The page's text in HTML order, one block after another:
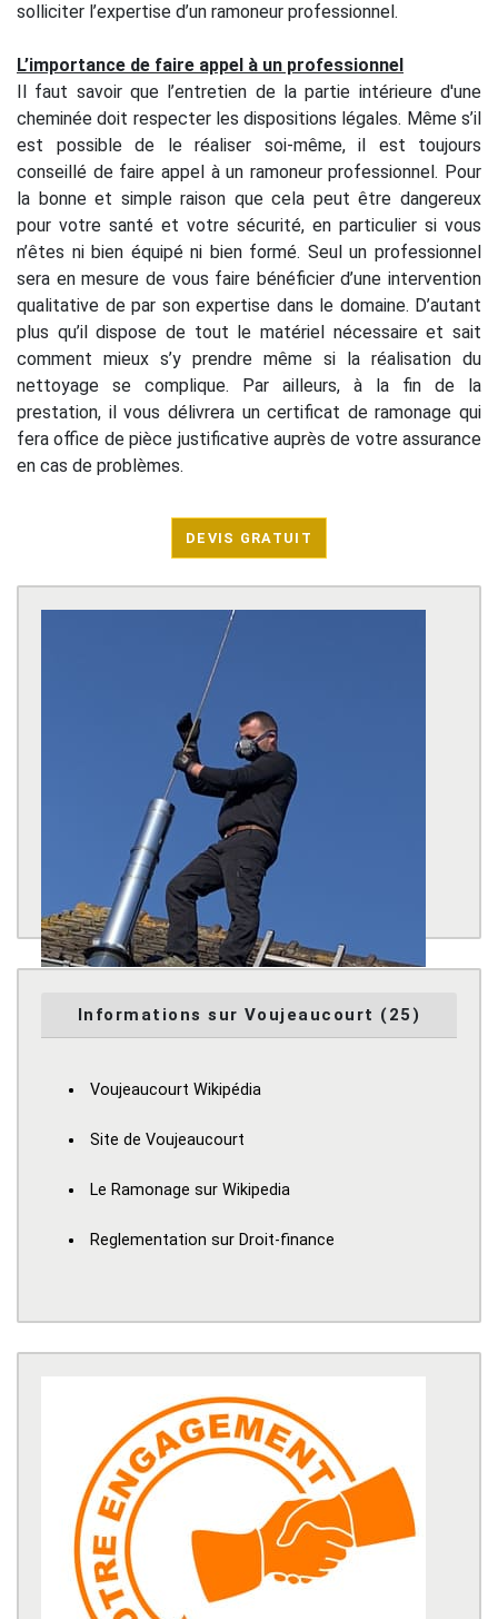
solliciter l’expertise d’un ramoneur professionnel.
L’importance de faire appel à un professionnel
Il faut savoir que l’entretien de la partie intérieure d'une
cheminée doit respecter les dispositions légales. Même s’il
est possible de le réaliser soi-même, il est toujours
conseillé de faire appel à un ramoneur professionnel. Pour
la bonne et simple raison que cela peut être dangereux
pour votre santé et votre sécurité, en particulier si vous
n’êtes ni bien équipé ni bien formé. Seul un professionnel
sera en mesure de vous faire bénéficier d’une intervention
qualitative de par son expertise dans le domaine. D’autant
plus qu’il dispose de tout le matériel nécessaire et sait
comment mieux s’y prendre même si la réalisation du
nettoyage se complique. Par ailleurs, à la fin de la
prestation, il vous délivrera un certificat de ramonage qui
fera office de pièce justificative auprès de votre assurance
en cas de problèmes.
DEVIS GRATUIT
Informations sur Voujeaucourt (25)
Voujeaucourt Wikipédia
Site de Voujeaucourt
Le Ramonage sur Wikipedia
Reglementation sur Droit-finance